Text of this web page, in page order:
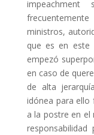
ministros,
que es en este
empezó
en caso de
de alta
idónea para ello
a la postre en el